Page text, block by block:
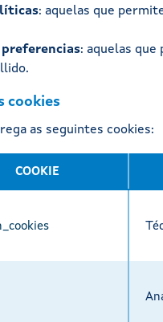
: aquelas que
preferencias: aquelas
cookies
as seguintes cookies:
COOKIE